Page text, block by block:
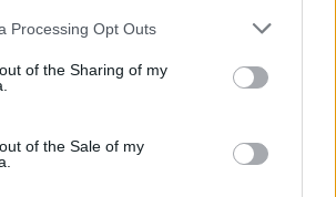
Processing Opt Outs
of the Sharing of my
of the Sale of my
fiorì di più. Infatti aggiunse
l'Egitto, la Cantabria, la
Pannonia, l'Equitania, l'Illirico,
e i Salassi nelle Alpi,
del Ponto. Poi vinse i